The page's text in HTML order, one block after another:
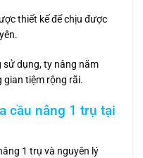
thiết kế để chịu được
sử dụng, ty nâng nằm
gian tiệm rộng rãi.
cầu nâng 1 trụ tại
1 trụ và nguyên lý